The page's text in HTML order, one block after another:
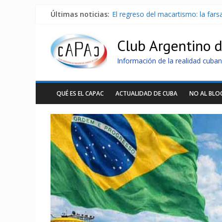
Últimas noticias: El regreso del macartismo: la
La Habana avanza en
Más de 7 000 contenedores
Club Argentino
Información de la realidad
QUÉ ES EL CAPAC ACTUALIDAD DE CUBA NO AL